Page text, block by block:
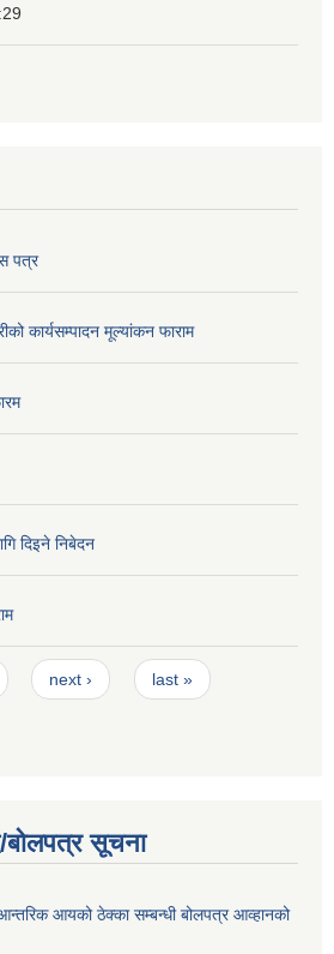
पत्र
कार्यसम्पादन मूल्यांकन फाराम
दिइने निबेदन
next › last »
बोलपत्र सूचना
आयको ठेक्का सम्बन्धी बोलपत्र आव्हानको